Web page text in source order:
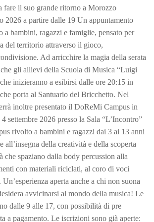
fare il suo grande ritorno a Morozzo
2026 a partire dalle 19 Un appuntamento
a bambini, ragazzi e famiglie, pensato per
del territorio attraverso il gioco,
Ad arricchire la magia della serata
gli allievi della Scuola di Musica “Luigi
inizieranno a esibirsi dalle ore 20:15 in
porta al Santuario del Bricchetto. Nel
inoltre presentato il DoReMi Campus in
settembre 2026 presso la Sala “L’Incontro”
rivolto a bambini e ragazzi dai 3 ai 13 anni
all’insegna della creatività e della scoperta
che spaziano dalla body percussion alla
con materiali riciclati, al coro di voci
aperta anche a chi non suona
avvicinarsi al mondo della musica! Le
dalle 9 alle 17, con possibilità di pre
a pagamento. Le iscrizioni sono già aperte: